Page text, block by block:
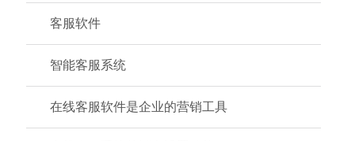
客服软件
智能客服系统
在线客服软件是企业的营销工具